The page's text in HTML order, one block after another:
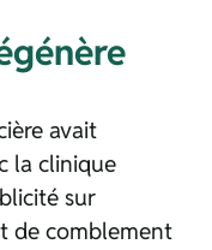
avait
la clinique
sur
de comblement